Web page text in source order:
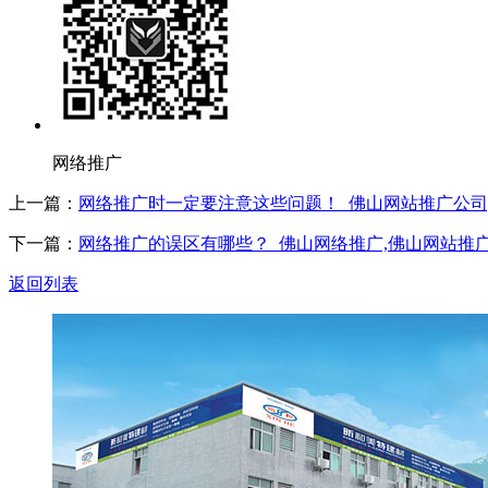
网络推广
上一篇： 网络推广时一定要注意这些问题！_佛山网站推广公
下一篇： 网络推广的误区有哪些？_佛山网络推广,佛山网站推
返回列表